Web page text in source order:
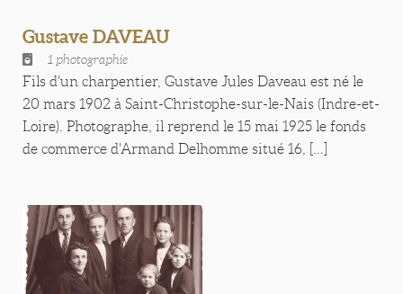
Gustave DAVEAU
1 photographie
Fils d'un charpentier, Gustave Jules Daveau est né le
20 mars 1902 à Saint-Christophe-sur-le-Nais (Indre-et-
Loire). Photographe, il reprend le 15 mai 1925 le fonds
de commerce d'Armand Delhomme situé 16, [...]